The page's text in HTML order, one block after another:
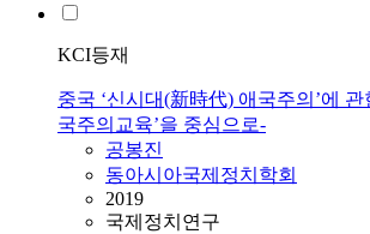
KCI등재
중국 ‘신시대(新時代) 애국주의’에 관
국주의교육’을 중심으로-
공봉진
동아시아국제정치학회
2019
국제정치연구